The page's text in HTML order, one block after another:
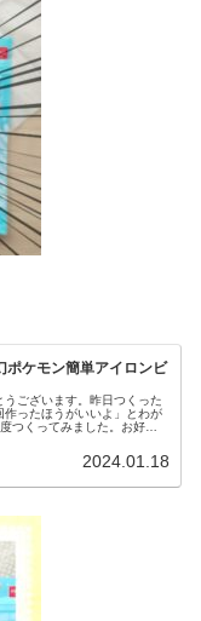
ケモン簡単アイロンビ
ございます。昨日つくった
ったほうがいいよ」とわが
つくってみました。お好み
2024.01.18